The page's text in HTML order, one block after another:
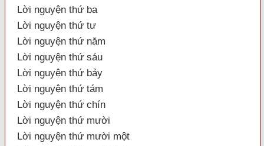
Lời nguyện thứ ba
Lời nguyện thứ tư
Lời nguyện thứ năm
Lời nguyện thứ sáu
Lời nguyện thứ bảy
Lời nguyện thứ tám
Lời nguyện thứ chín
Lời nguyện thứ mười
Lời nguyện thứ mười một